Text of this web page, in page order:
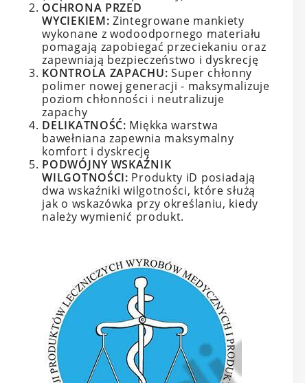
OCHRONA PRZED
WYCIEKIEM:Zintegrowane mankiety
wykonane z wodoodpornego materiału
pomagają zapobiegać przeciekaniu oraz
zapewniają bezpieczeństwo i dyskrecję
KONTROLA ZAPACHU: Super chłonny
polimer nowej generacji - maksymalizuje
poziom chłonności i neutralizuje
zapachy
DELIKATNOŚĆ: Miękka warstwa
bawełniana zapewnia maksymalny
komfort i dyskrecję
PODWÓJNY WSKAŹNIK
WILGOTNOŚCI: Produkty iD posiadają
dwa wskaźniki wilgotności, które służą
jak o wskazówka przy określaniu, kiedy
należy wymienić produkt.